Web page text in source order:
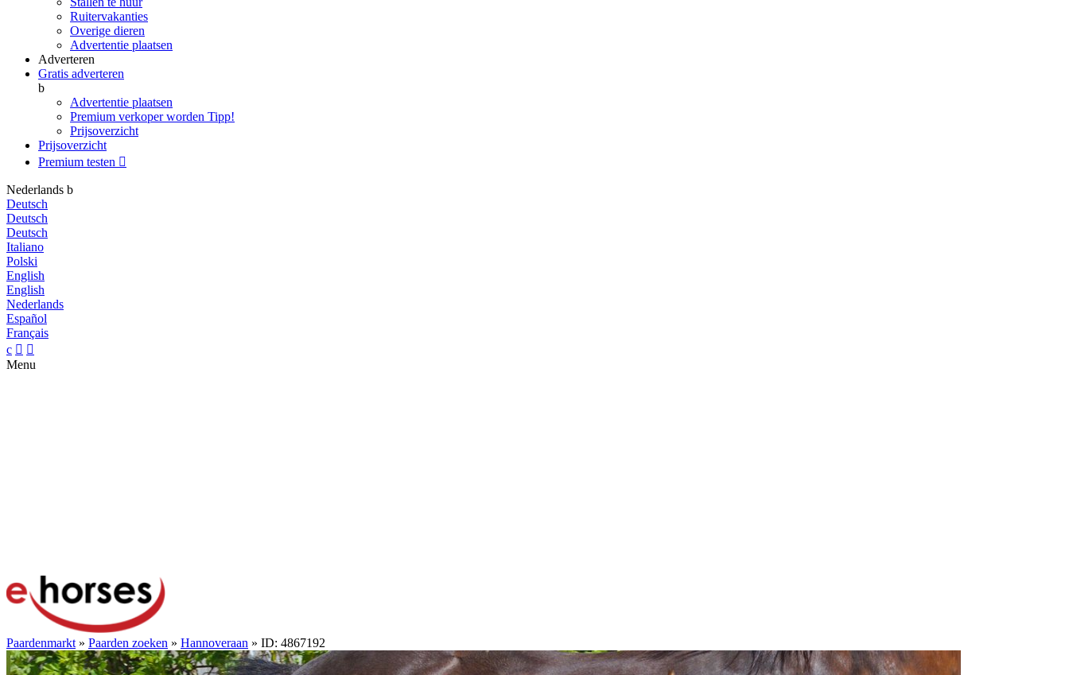
Ruitervakanties
Overige dieren
Advertentie plaatsen
Adverteren
Gratis adverteren
b
Advertentie plaatsen
Premium verkoper worden Tipp!
Prijsoverzicht
Prijsoverzicht
Premium testen 
Nederlands b
Deutsch
Deutsch
Deutsch
Italiano
Polski
English
English
Nederlands
Español
Français
c  
Menu
Paardenmarkt » Paarden zoeken » Hannoveraan » ID: 4867192